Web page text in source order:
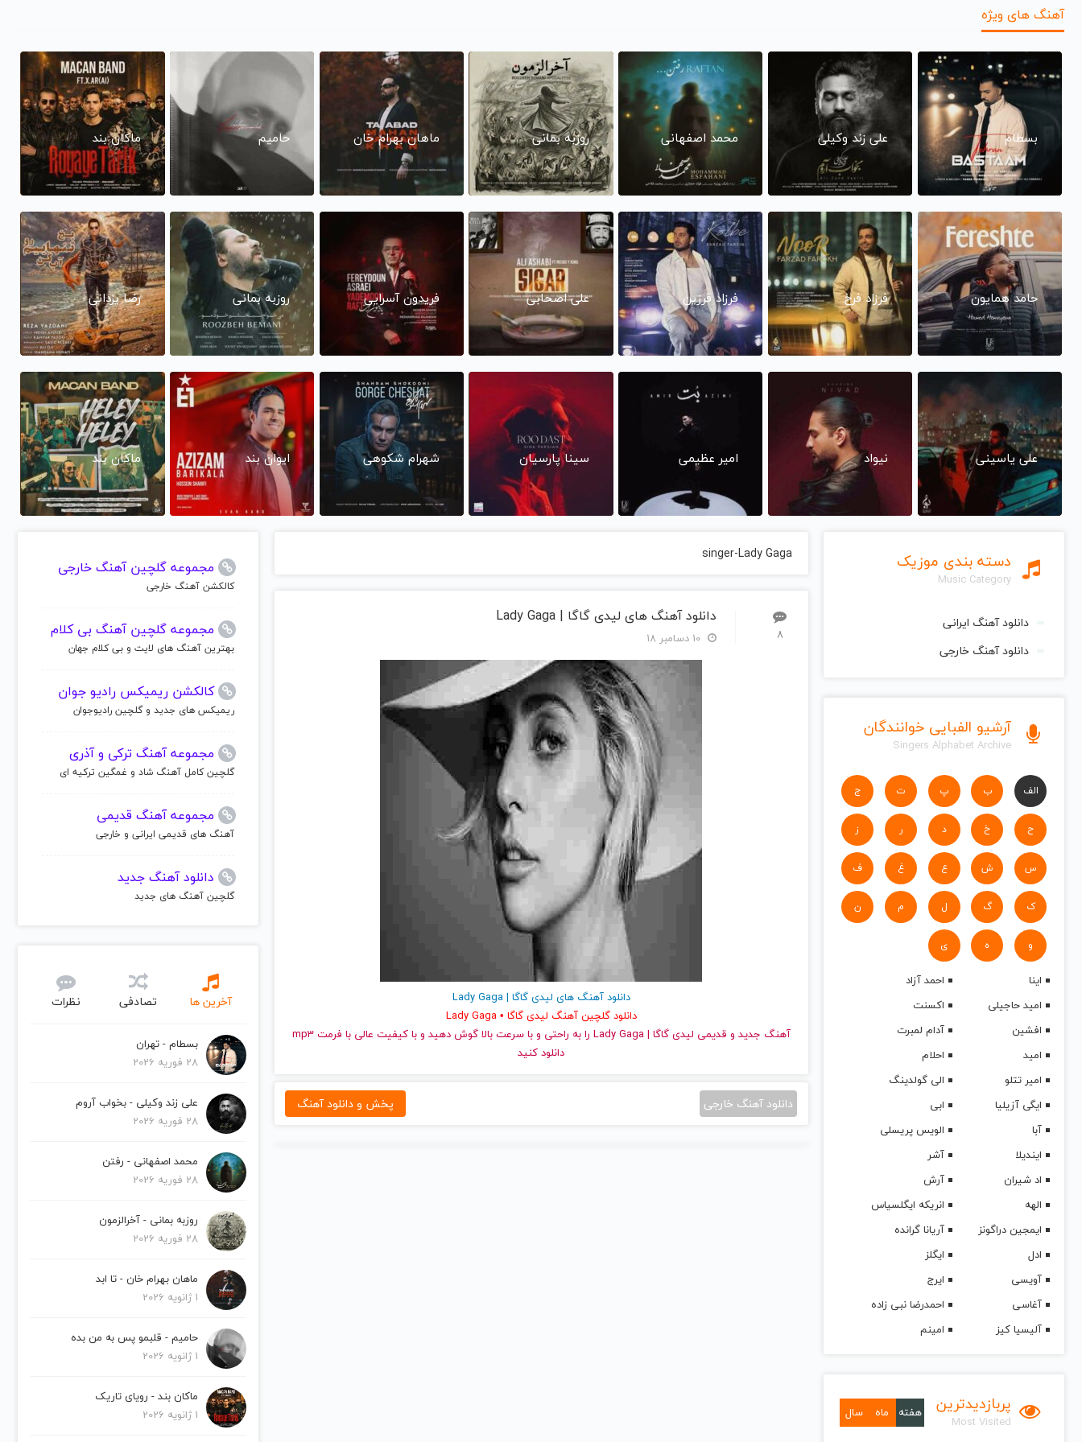
آهنگ های ویژه
بسطام علی زند وکیلی محمد اصفهانی روزبه بمانی ماهان بهرام خان حامیم ماکان بند
حامد همایون فرزاد فرخ فرزاد فرزین علی اصحابی فریدون آسرایی روزبه بمانی رضا یزدانی
علی یاسینی نیواد امیر عظیمی سینا پارسیان شهرام شکوهی ایوان بند ماکان بند
دسته بندی موزیک
Music Category
دانلود آهنگ ایرانی
دانلود آهنگ خارجی
آرشیو الفبایی خوانندگان
Singers Alphabet Archive
الف ب پ ت ج
ح خ د ر ز
س ش ع غ ف
ک گ ل م ن
و ه ی
اینا
احمد آزاد
امید حاجیلی
اکسنت
افشین
آدام لمبرت
امید
احلام
امیر تتلو
الی گولدینگ
ایگی آزیلیا
ابی
آبا
الویس پریسلی
ایندیلا
آشر
اد شیران
آرش
الهه
انریکه ایگلسیاس
ایمجین دراگونز
آریانا گرانده
ادل
ایگلز
آویسی
ایرج
آغاسی
احمدرضا نبی زاده
آلیسیا کیز
امینم
پربازدیدترین
Most Visited
هفته ماه سال
singer-Lady Gaga
8
دانلود آهنگ های لیدی گاگا | Lady Gaga
دانلود آهنگ های لیدی گاگا | Lady Gaga
دانلود گلچین آهنگ لیدی گاگا • Lady Gaga
آهنگ جدید
و قدیمی لیدی گاگا | Lady Gaga را به راحتی و با سرعت بالا گوش دهید و با کیفیت عالی با فرمت mp3
دانلود کنید
دانلود آهنگ خارجی پخش و دانلود آهنگ
مجموعه گلچین آهنگ خارجی
کالکشن آهنگ خارجی
مجموعه گلچین آهنگ بی کلام
بهترین آهنگ های لایت و بی کلام جهان
کالکشن ریمیکس رادیو جوان
ریمیکس های جدید و گلچین رادیوجوان
مجموعه آهنگ ترکی و آذری
گلچین کامل آهنگ شاد و غمگین ترکیه ای
مجموعه آهنگ قدیمی
آهنگ های قدیمی ایرانی و خارجی
دانلود آهنگ جدید
گلچین آهنگ های جدید
آخرین ها تصادفی نظرات
بسطام - تهران
28 فوریه 2026
علی زند وکیلی - بخواب آروم
28 فوریه 2026
محمد اصفهانی - رفتن
28 فوریه 2026
روزبه بمانی - آخرالزمون
28 فوریه 2026
ماهان بهرام خان - تا ابد
1 ژانویه 2026
حامیم - قلبمو پس به من بده
1 ژانویه 2026
ماکان بند - رویای تاریک
1 ژانویه 2026